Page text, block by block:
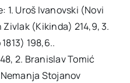
1. Uroš Ivanovski (Novi
Zivlak (Kikinda) 214,9, 3.
198,6..
2. Branislav Tomić
Stojanov